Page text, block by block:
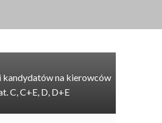
kandydatów na kierowców
C, C+E, D, D+E